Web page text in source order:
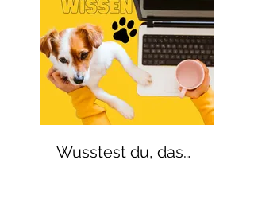
Wusstest du, dass...